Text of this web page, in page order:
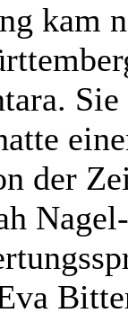
kam
der